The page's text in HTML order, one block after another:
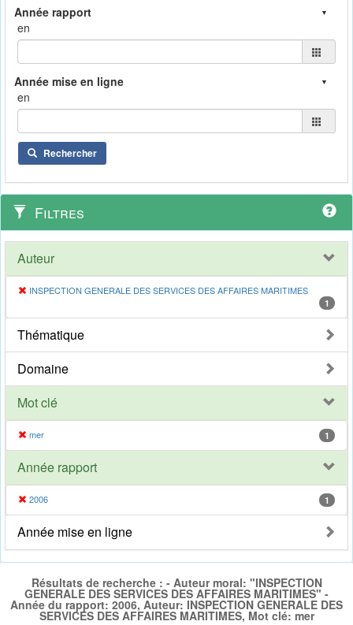
en
en
Rechercher
Filtres
Auteur
INSPECTION GENERALE DES SERVICES DES AFFAIRES MARITIMES
1
Thématique
Domaine
Mot clé
mer 1
Année rapport
2006 1
Année mise en ligne
Résultats de recherche : - Auteur moral: "INSPECTION
GENERALE DES SERVICES DES AFFAIRES MARITIMES" -
Année du rapport: 2006, Auteur: INSPECTION GENERALE DES
SERVICES DES AFFAIRES MARITIMES, Mot clé: mer